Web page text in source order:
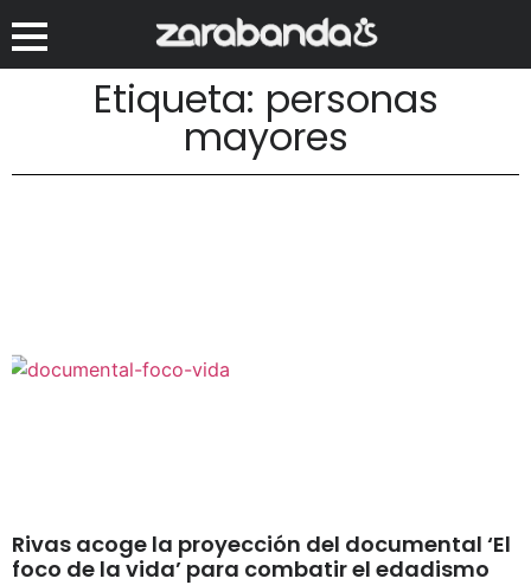
Etiqueta: personas
mayores
Rivas acoge la proyección del documental ‘El
foco de la vida’ para combatir el edadismo